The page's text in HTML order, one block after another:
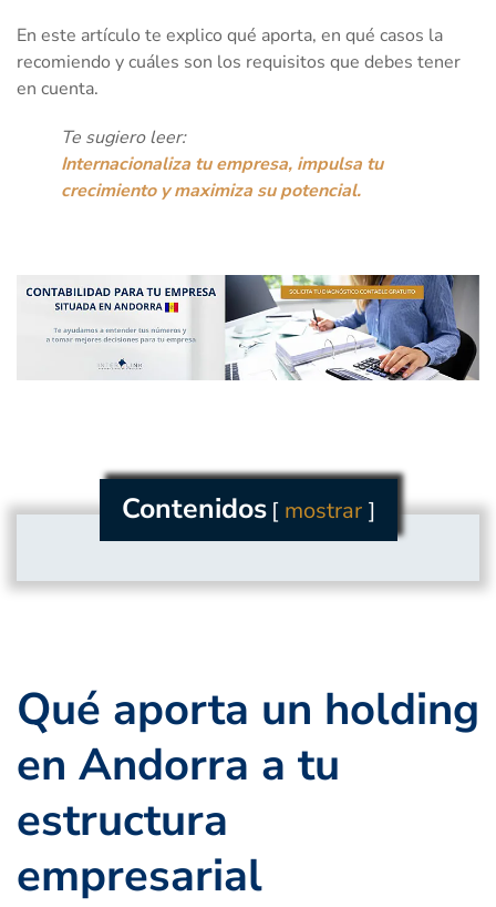
En este artículo te explico qué aporta, en qué casos la
recomiendo y cuáles son los requisitos que debes tener
en cuenta.
Te sugiero leer:
Internacionaliza tu empresa, impulsa tu
crecimiento y maximiza su potencial.
Contenidos mostrar
Qué aporta un holding
en Andorra a tu
estructura
empresarial